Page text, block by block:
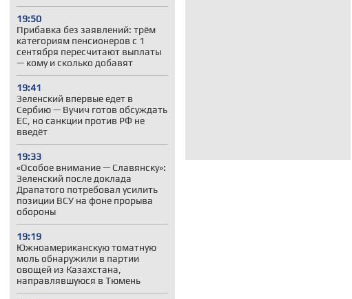
19:50
Прибавка без заявлений: трём
категориям пенсионеров с 1
сентября пересчитают выплаты
— кому и сколько добавят
19:41
Зеленский впервые едет в
Сербию — Вучич готов обсуждать
ЕС, но санкции против РФ не
введёт
19:33
«Особое внимание — Славянску»:
Зеленский после доклада
Драпатого потребовал усилить
позиции ВСУ на фоне прорыва
обороны
19:19
Южноамериканскую томатную
моль обнаружили в партии
овощей из Казахстана,
направлявшуюся в Тюмень